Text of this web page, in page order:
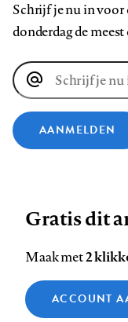
Schrijf je nu in voor
donderdag de
E-
mailadres
AANMELDEN
ons
op
Facebook
ons
op
LinkedIn
ons
op
Footer
Contact Colofon
Zie onze cookie policy
Analytische cookies
Gratis dit
Maak met2
ACCOUNT